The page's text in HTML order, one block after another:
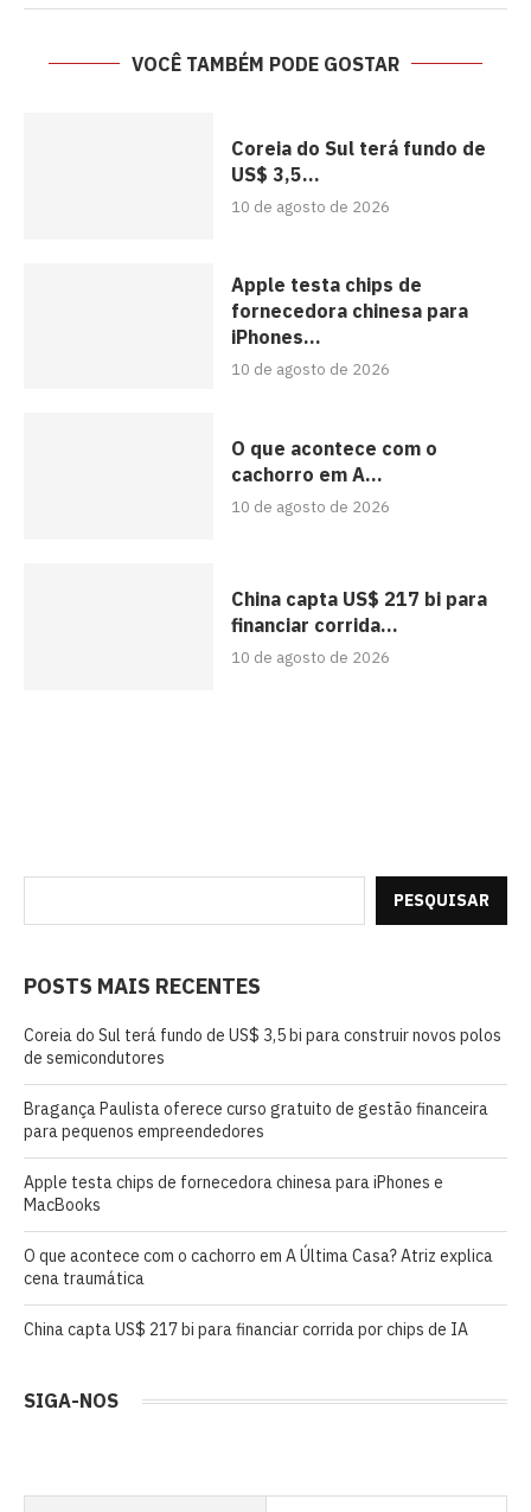
VOCÊ TAMBÉM PODE GOSTAR
Coreia do Sul terá fundo de
US$ 3,5...
10 de agosto de 2026
Apple testa chips de
fornecedora chinesa para
iPhones...
10 de agosto de 2026
O que acontece com o
cachorro em A...
10 de agosto de 2026
China capta US$ 217 bi para
financiar corrida...
10 de agosto de 2026
PESQUISAR
POSTS MAIS RECENTES
Coreia do Sul terá fundo de US$ 3,5 bi para construir novos polos
de semicondutores
Bragança Paulista oferece curso gratuito de gestão financeira
para pequenos empreendedores
Apple testa chips de fornecedora chinesa para iPhones e
MacBooks
O que acontece com o cachorro em A Última Casa? Atriz explica
cena traumática
China capta US$ 217 bi para financiar corrida por chips de IA
SIGA-NOS